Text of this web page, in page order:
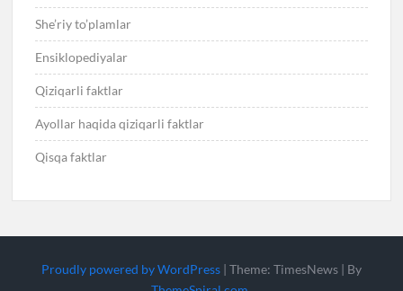
She’riy to’plamlar
Ensiklopediyalar
Qiziqarli faktlar
Ayollar haqida qiziqarli faktlar
Qisqa faktlar
Proudly powered by WordPress | Theme: TimesNews | By